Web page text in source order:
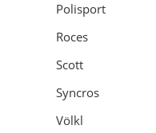
Polisport
Roces
Scott
Syncros
Völkl